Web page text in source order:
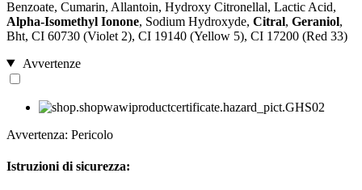
Benzoate, Cumarin, Allantoin, Hydroxy Citronellal, Lactic Acid,
Alpha-Isomethyl Ionone, Sodium Hydroxyde, Citral, Geraniol,
Bht, CI 60730 (Violet 2), CI 19140 (Yellow 5), CI 17200 (Red 33)
Avvertenze
Avvertenza: Pericolo
Istruzioni di sicurezza: